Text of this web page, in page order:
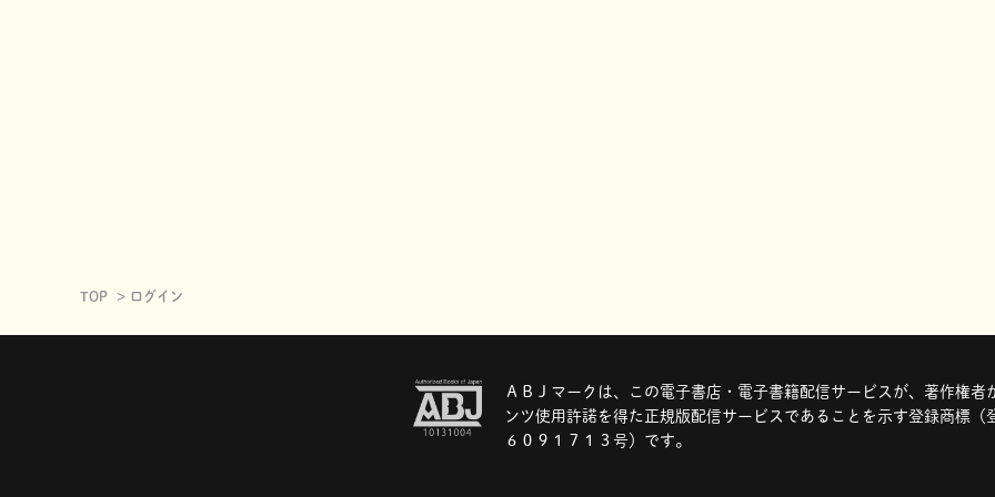
TOP ログイン
ＡＢＪマークは、この電子書店・電子書籍配信サービスが、著作権者
ンツ使用許諾を得た正規版配信サービスであることを示す登録商標（
６０９１７１３号）です。